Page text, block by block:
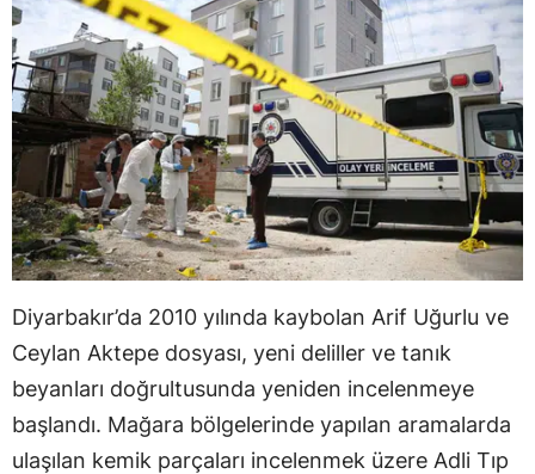
Diyarbakır’da 2010 yılında kaybolan Arif Uğurlu ve
Ceylan Aktepe dosyası, yeni deliller ve tanık
beyanları doğrultusunda yeniden incelenmeye
başlandı. Mağara bölgelerinde yapılan aramalarda
ulaşılan kemik parçaları incelenmek üzere Adli Tıp